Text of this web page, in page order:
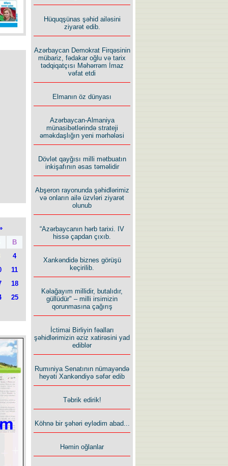
B
4
11
18
25
Hüquqşünas şəhid ailəsini
ziyarət edib.
Azərbaycan Demokrat Firqəsinin
mübariz, fədakar oğlu və tarix
tədqiqatçısı Məhərrəm İmaz
vəfat etdi
Elmanın öz dünyası
Azərbaycan-Almaniya
münasibətlərində strateji
əməkdaşlığın yeni mərhələsi
Dövlət qayğısı milli mətbuatın
inkişafının əsas təməlidir
Abşeron rayonunda şəhidlərimiz
və onların ailə üzvləri ziyarət
olunub
“Azərbaycanın hərb tarixi. IV
hissə çapdan çıxıb.
Xankəndidə biznes görüşü
keçirilib.
Kəlağayım millidir, butalıdır,
güllüdür" – milli irsimizin
qorunmasına çağırış
İctimai Birliyin fəalları
şəhidlərimizin əziz xatirəsini yad
ediblər
Rumıniya Senatının nümayəndə
heyəti Xankəndiyə səfər edib
Təbrik edirik!
Köhnə bir şəhəri eylədim abad...
Həmin oğlanlar